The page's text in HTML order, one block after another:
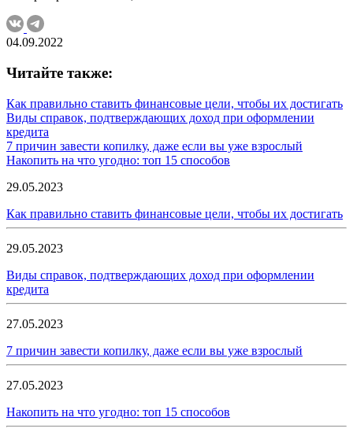
04.09.2022
Читайте также:
Как правильно ставить финансовые цели, чтобы их достигать
Виды справок, подтверждающих доход при оформлении
кредита
7 причин завести копилку, даже если вы уже взрослый
Накопить на что угодно: топ 15 способов
29.05.2023
Как правильно ставить финансовые цели, чтобы их достигать
29.05.2023
Виды справок, подтверждающих доход при оформлении
кредита
27.05.2023
7 причин завести копилку, даже если вы уже взрослый
27.05.2023
Накопить на что угодно: топ 15 способов